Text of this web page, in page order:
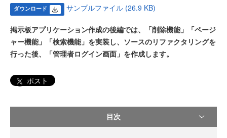
ダウンロード サンプルファイル (26.9 KB)
掲示板アプリケーション作成の後編では、「削除機能」「ページ
ャー機能」「検索機能」を実装し、ソースのリファクタリングを
行った後、「管理者ログイン画面」を作成します。
ポスト
目次